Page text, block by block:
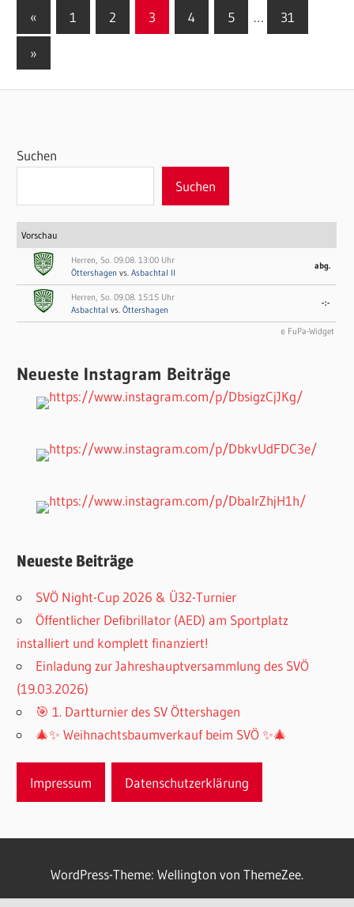
Seitennummerierung
der
Beiträge
« Vorherige
Beiträge
1 2 3 4 5 … 31
Nächste
Beiträge
»
Suchen
Suchen
Vorschau
Herren, So. 09.08. 13:00 Uhr
Öttershagenvs.Asbachtal II
abg.
Herren, So. 09.08. 15:15 Uhr
Asbachtal vs.Öttershagen
-:-
© FuPa-Widget
Neueste Instagram Beiträge
Neueste Beiträge
SVÖ Night-Cup 2026 & Ü32-Turnier
Öffentlicher Defibrillator (AED) am Sportplatz
installiert und komplett finanziert!
Einladung zur Jahreshauptversammlung des SVÖ
(19.03.2026)
🎯 1. Dartturnier des SV Öttershagen
🎄✨ Weihnachtsbaumverkauf beim SVÖ ✨🎄
Impressum Datenschutzerklärung
WordPress-Theme: Wellington von ThemeZee.